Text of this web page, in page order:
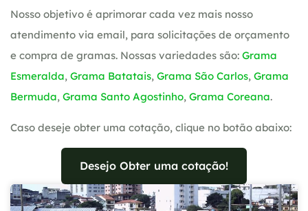
Nosso objetivo é aprimorar cada vez mais nosso
atendimento via email, para solicitações de orçamento
e compra de gramas. Nossas variedades são: Grama
Esmeralda, Grama Batatais, Grama São Carlos, Grama
Bermuda, Grama Santo Agostinho, Grama Coreana.
Caso deseje obter uma cotação, clique no botão abaixo:
Desejo Obter uma cotação!